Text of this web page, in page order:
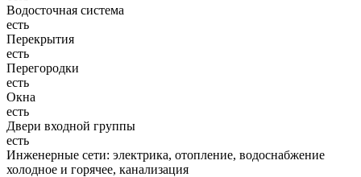
Водосточная система
есть
Перекрытия
есть
Перегородки
есть
Окна
есть
Двери входной группы
есть
Инженерные сети: электрика, отопление, водоснабжение
холодное и горячее, канализация